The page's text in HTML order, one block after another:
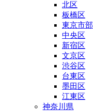
北区
板橋区
東京市部
中央区
新宿区
文京区
渋谷区
台東区
墨田区
江東区
神奈川県